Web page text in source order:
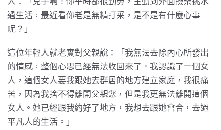
過生活，最近看你老是無精打采，是不是有什麼心事
呢？」
這位年輕人就老實對父親說：「我無法去除內心所發出
的情感，整個心思已經無法收回來了。我認識了一個女
人，這個女人要我跟她去群居的地方建立家庭，我很痛
苦，因為我捨不得離開父親您，但是我更無法離開這個
女人。她已經跟我約好了地方，我想去跟她會合，去過
平凡人的生活。」